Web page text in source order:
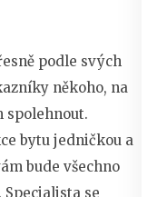
podle svých
někoho, na
spolehnout.
bytu jedničkou a
bude všechno
se